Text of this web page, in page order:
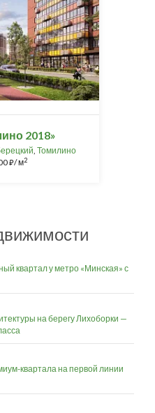
2018»
, Томилино
⃏/ м2
квартал у метро «Минская» с
на берегу Лихоборки —
квартала на первой линии